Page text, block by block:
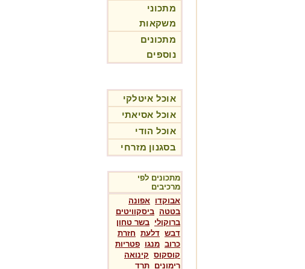
מתכוני
משקאות
מתכונים
נוספים
אוכל איטלקי
אוכל אסיאתי
אוכל הודי
בסגנון מזרחי
מתכונים לפי
מרכיבים
אבוקדו אפונה
בטטה ביסקוויטים
ברוקולי בשר טחון
דבש דלעת חזרת
כרוב מנגו פטריות
קוסקוס קינואה
רימונים תרד